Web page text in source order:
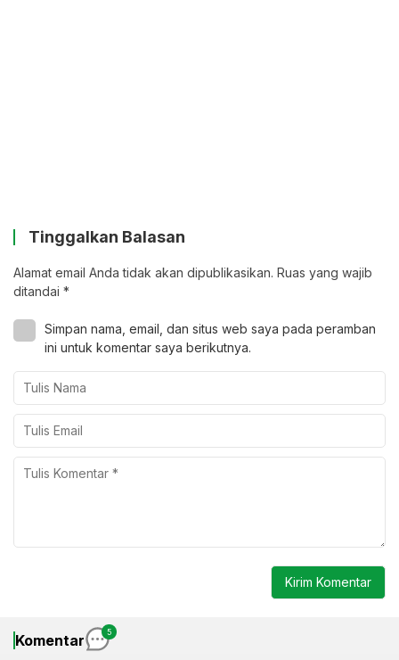
Tinggalkan Balasan
Alamat email Anda tidak akan dipublikasikan. Ruas yang wajib
ditandai *
Simpan nama, email, dan situs web saya pada peramban
ini untuk komentar saya berikutnya.
Komentar 5